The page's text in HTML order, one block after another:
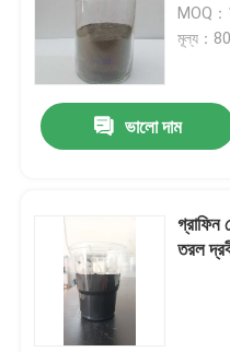
MOQ：
মূল্য：
ভালো দাম
গ্রাফিন
তরল